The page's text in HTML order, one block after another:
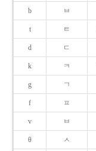
b ㅂ
t ㅌ
d ㄷ
k ㅋ
g ㄱ
f ㅍ
v ㅂ
θ ㅅ